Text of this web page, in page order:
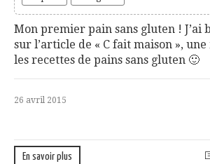
Mon premier pain sans gluten ! J’ai
sur l’article de « C fait maison »,
les recettes de pains sans gluten 🙂
26 avril 2015
En savoir plus